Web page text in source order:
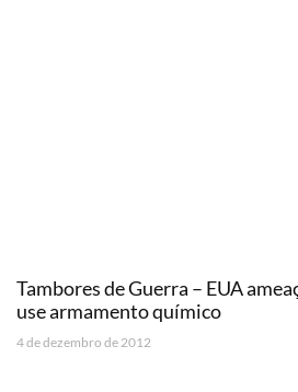
Tambores de Guerra – EUA
use armamento químico
4 de dezembro de 2012